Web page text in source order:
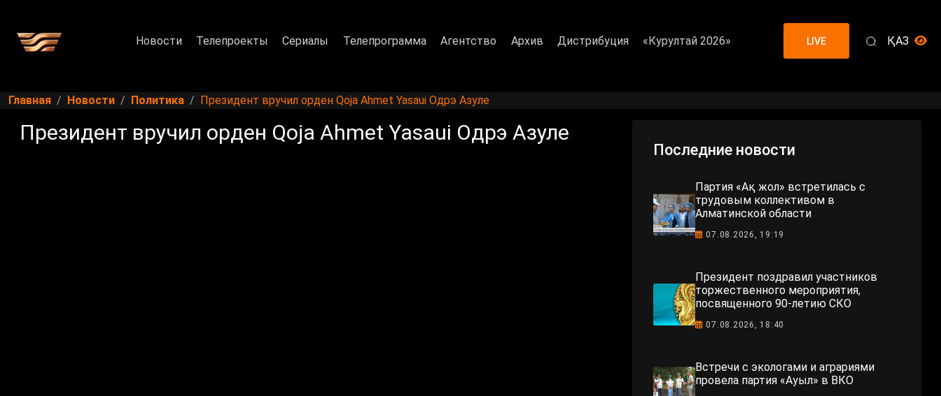
Новости Телепроекты Сериалы Телепрограмма Агентство Архив Дистрибуция «Курултай 2026» LIVE ҚАЗ
Главная Новости Политика Президент вручил орден Qoja Ahmet Yasaui Одрэ Азуле
Президент вручил орден Qoja Ahmet Yasaui Одрэ Азуле
Последние новости
Партия «Ақ жол» встретилась с
трудовым коллективом в
Алматинской области
07.08.2026, 19:19
Президент поздравил участников
торжественного мероприятия,
посвященного 90-летию СКО
07.08.2026, 18:40
Встречи с экологами и аграриями
провела партия «Ауыл» в ВКО